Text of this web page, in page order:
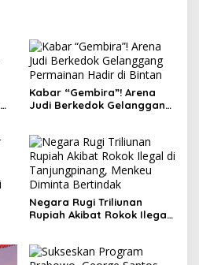
Kabar “Gembira”! Arena
Judi Berkedok Gelanggang
Negara Rugi Triliunan
Rupiah Akibat Rokok Ilegal